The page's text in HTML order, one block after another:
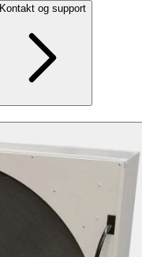
Kontakt og support